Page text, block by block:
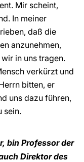
Mir scheint,
In meiner
daß die
anzunehmen,
in uns tragen.
verkürzt und
bitten, er
uns dazu führen,
sein.
bin Professor der
Direktor des